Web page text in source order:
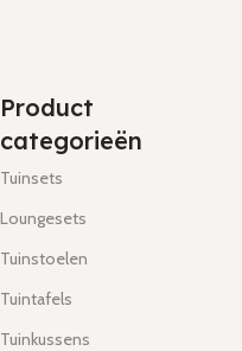
Product
categorieën
Tuinsets
Loungesets
Tuinstoelen
Tuintafels
Tuinkussens